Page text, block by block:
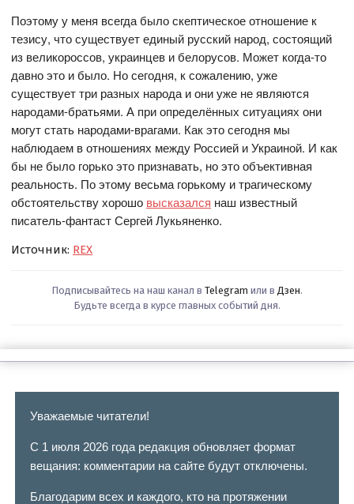
Поэтому у меня всегда было скептическое отношение к
тезису, что существует единый русский народ, состоящий
из великороссов, украинцев и белорусов. Может когда-то
давно это и было. Но сегодня, к сожалению, уже
существует три разных народа и они уже не являются
народами-братьями. А при определённых ситуациях они
могут стать народами-врагами. Как это сегодня мы
наблюдаем в отношениях между Россией и Украиной. И как
бы не было горько это признавать, но это объективная
реальность. По этому весьма горькому и трагическому
обстоятельству хорошо высказался наш известный
писатель-фантаст Сергей Лукьяненко.
Источник: REX
Подписывайтесь на наш канал в Telegram или в Дзен.
Будьте всегда в курсе главных событий дня.
Уважаемые читатели!
С 1 июля 2026 года редакция обновляет формат
вещания: комментарии на сайте будут отключены.
Благодарим всех и каждого, кто на протяжении